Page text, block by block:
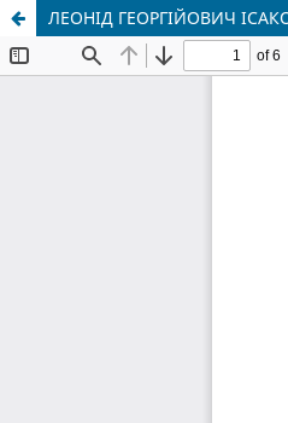
ЛЕОНІД ГЕОРГІЙОВИЧ